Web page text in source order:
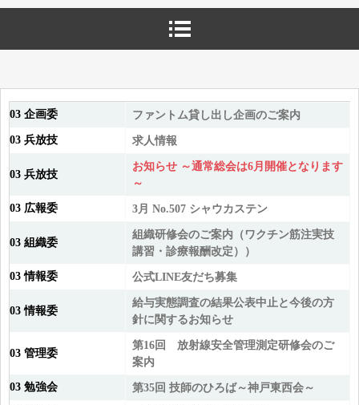
03 企画委 ファントム貸し出し企画のご案内
03 兵放技 求人情報
03 兵放技
お知らせ ～通常総会は6月開催となります
～
03 広報委 3月 No.507 シャウカステン
03 組織委
組織研修会のご案内（ワクチン筋注実技
講習・診療報酬改定））
03 情報委 公式LINE友だち募集
03 情報委
給与実態調査の結果公表中止と今後の方
針に関するお知らせ
03 管理委
第16回 放射線安全管理測定研修会のご
案内
03 勉強会 第35回 技師のひろば～神戸東西会～